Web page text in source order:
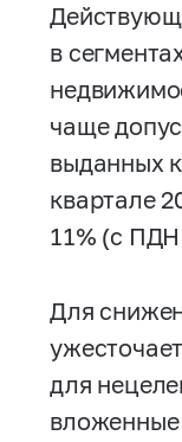
в
чаще
выданных
квартале
11% (с ПДН
Для
для